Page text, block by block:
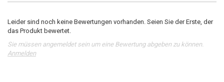
Leider sind noch keine Bewertungen vorhanden. Seien Sie der Erste, der
das Produkt bewertet.
Sie müssen angemeldet sein um eine Bewertung abgeben zu können.
Anmelden